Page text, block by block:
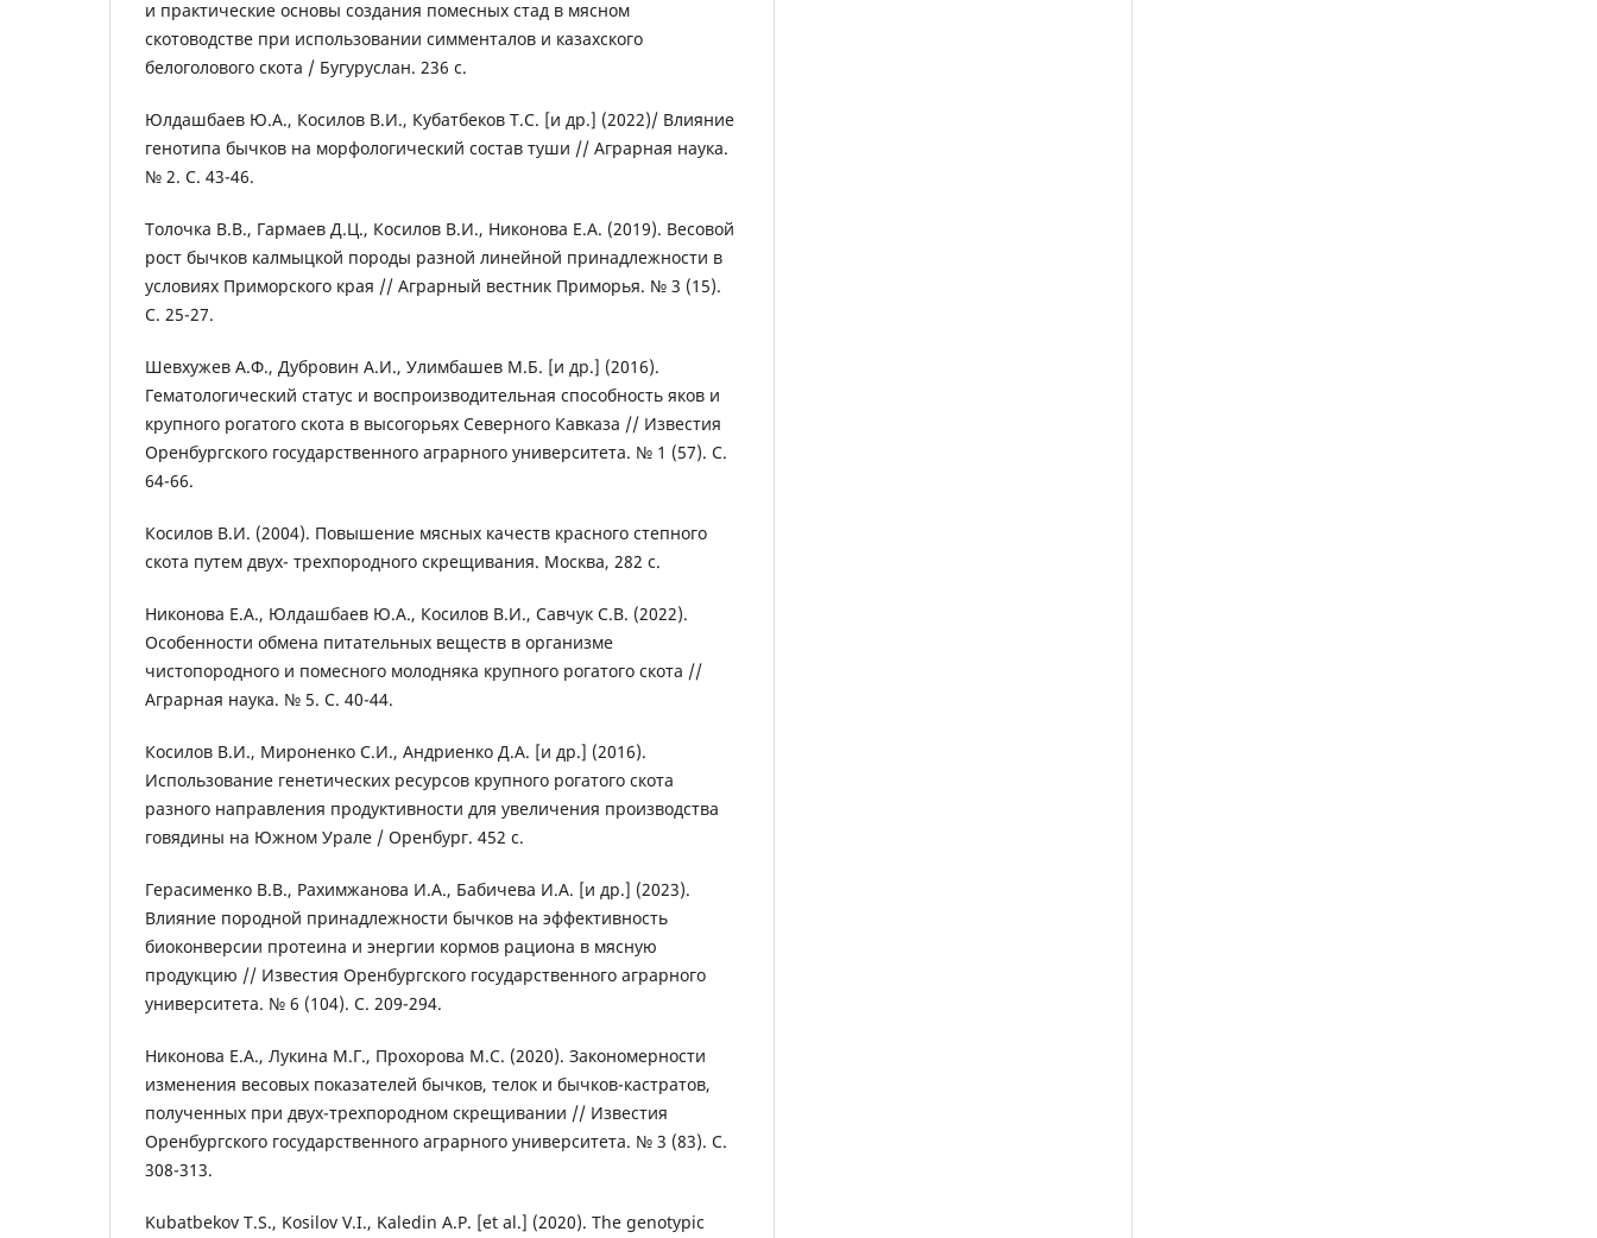
и практические основы создания помесных стад в мясном
скотоводстве при использовании симменталов и казахского
белоголового скота / Бугуруслан. 236 с.
Юлдашбаев Ю.А., Косилов В.И., Кубатбеков Т.С. [и др.] (2022)/ Влияние
генотипа бычков на морфологический состав туши // Аграрная наука.
№ 2. С. 43-46.
Толочка В.В., Гармаев Д.Ц., Косилов В.И., Никонова Е.А. (2019). Весовой
рост бычков калмыцкой породы разной линейной принадлежности в
условиях Приморского края // Аграрный вестник Приморья. № 3 (15).
С. 25-27.
Шевхужев А.Ф., Дубровин А.И., Улимбашев М.Б. [и др.] (2016).
Гематологический статус и воспроизводительная способность яков и
крупного рогатого скота в высогорьях Северного Кавказа // Известия
Оренбургского государственного аграрного университета. № 1 (57). С.
64-66.
Косилов В.И. (2004). Повышение мясных качеств красного степного
скота путем двух- трехпородного скрещивания. Москва, 282 с.
Никонова Е.А., Юлдашбаев Ю.А., Косилов В.И., Савчук С.В. (2022).
Особенности обмена питательных веществ в организме
чистопородного и помесного молодняка крупного рогатого скота //
Аграрная наука. № 5. С. 40-44.
Косилов В.И., Мироненко С.И., Андриенко Д.А. [и др.] (2016).
Использование генетических ресурсов крупного рогатого скота
разного направления продуктивности для увеличения производства
говядины на Южном Урале / Оренбург. 452 с.
Герасименко В.В., Рахимжанова И.А., Бабичева И.А. [и др.] (2023).
Влияние породной принадлежности бычков на эффективность
биоконверсии протеина и энергии кормов рациона в мясную
продукцию // Известия Оренбургского государственного аграрного
университета. № 6 (104). С. 209-294.
Никонова Е.А., Лукина М.Г., Прохорова М.С. (2020). Закономерности
изменения весовых показателей бычков, телок и бычков-кастратов,
полученных при двух-трехпородном скрещивании // Известия
Оренбургского государственного аграрного университета. № 3 (83). С.
308-313.
Kubatbekov T.S., Kosilov V.I., Kaledin A.P. [et al.] (2020). The genotypic